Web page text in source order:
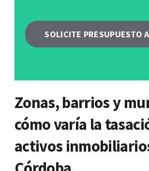
SOLICITE PRESUPUESTO
Zonas, barrios y
cómo varía la
activos